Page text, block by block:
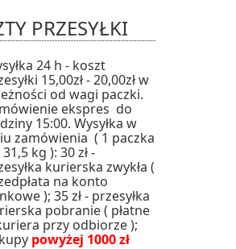
PRZESYŁKI
24 h - koszt
15,00zł - 20,00zł w
od wagi paczki.
ekspres do
15:00. Wysyłka w
zamówienia ( 1 paczka
kg ): 30 zł -
kurierska zwykła (
na konto
); 35 zł - przesyłka
pobranie ( płatne
przy odbiorze );
powyżej 1000 zł